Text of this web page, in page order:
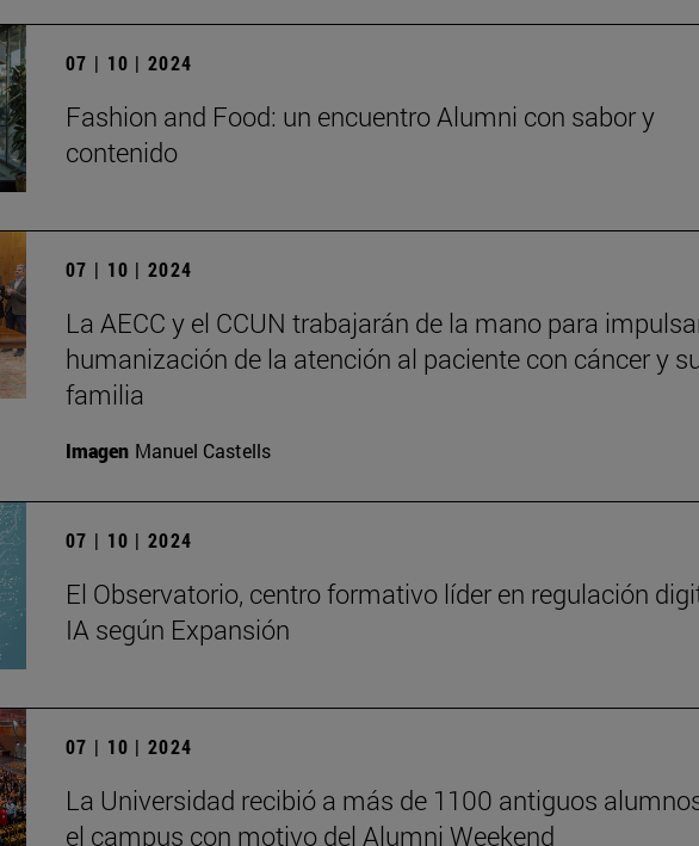
07 | 10 | 2024
Fashion and Food: un encuentro Alumni con sabor y
contenido
07 | 10 | 2024
La AECC y el CCUN trabajarán de la mano para
humanización de la atención al paciente con cáncer y
familia
Imagen Manuel Castells
07 | 10 | 2024
El Observatorio, centro formativo líder en regulación
IA según Expansión
07 | 10 | 2024
La Universidad recibió a más de 1100 antiguos
el campus con motivo del Alumni Weekend